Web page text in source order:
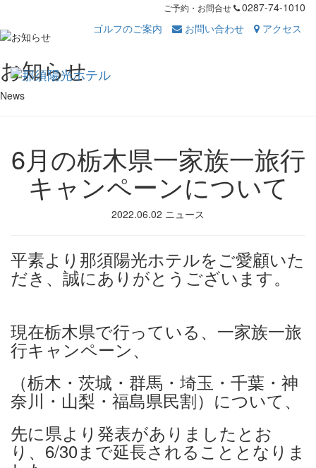
ご予約・お問合せ
0287-74-1010
ゴルフのご案内
お問い合わせ アクセス
お知らせ
News
6月の栃木県一家族一旅行
キャンペーンについて
2022.06.02 ニュース
平素より那須陽光ホテルをご愛顧いた
だき、誠にありがとうございます。
現在栃木県で行っている、一家族一旅
行キャンペーン、
（栃木・茨城・群馬・埼玉・千葉・神
奈川・山梨・福島県民割）について、
先に県より発表がありましたとお
り、6/30まで延長されることとなりま